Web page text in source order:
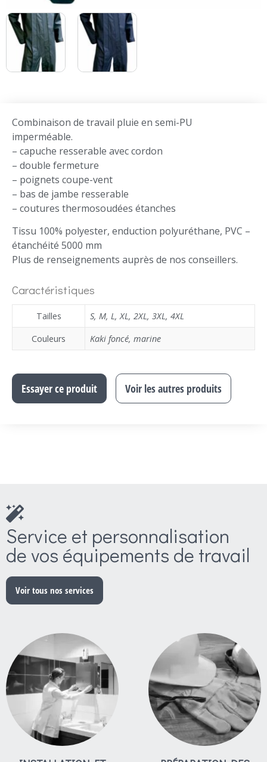
Combinaison de travail pluie en semi-PU
imperméable.
– capuche resserable avec cordon
– double fermeture
– poignets coupe-vent
– bas de jambe resserable
– coutures thermosoudées étanches
Tissu 100% polyester, enduction polyuréthane, PVC –
étanchéité 5000 mm
Plus de renseignements auprès de nos conseillers.
Caractéristiques
Tailles S, M, L,XL, 2XL, 3XL, 4XL
Couleurs
Kaki foncé, marine
Essayer ce produit Voir les autres produits
Service et personnalisation
de vos équipements de travail
Voir tous nos services